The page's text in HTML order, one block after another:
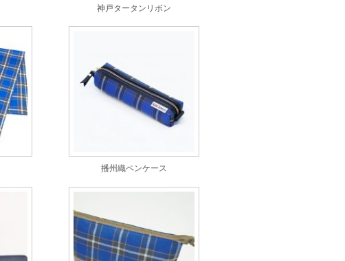
神戸タータンリボン
播州織ペンケース